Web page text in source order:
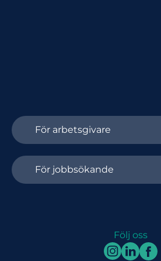
För arbetsgivare
För jobbsökande
Följ oss